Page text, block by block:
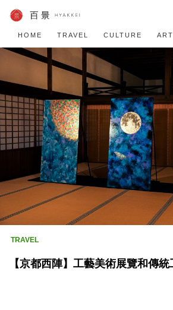
HOME TRAVEL CULTURE ART
【京都西陣】工藝美術展覽和傳